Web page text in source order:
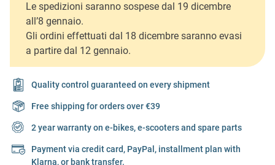
Le spedizioni saranno sospese dal 19 dicembre
all’8 gennaio.
Gli ordini effettuati dal 18 dicembre saranno evasi
a partire dal 12 gennaio.
Quality control guaranteed on every shipment
Free shipping for orders over €39
2 year warranty on e-bikes, e-scooters and spare parts
Payment via credit card, PayPal, installment plan with
Klarna, or bank transfer.